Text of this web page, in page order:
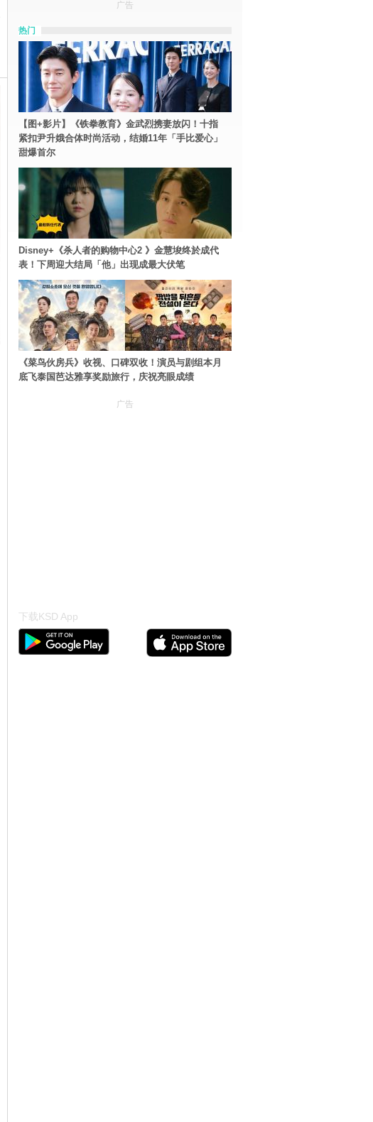
广告
热门
【图+影片】《铁拳教育》金武烈携妻放闪！十指
紧扣尹升娥合体时尚活动，结婚11年「手比爱心」
甜爆首尔
Disney+《杀人者的购物中心2 》金慧埈终於成代
表！下周迎大结局「他」出现成最大伏笔
《菜鸟伙房兵》收视、口碑双收！演员与剧组本月
底飞泰国芭达雅享奖励旅行，庆祝亮眼成绩
广告
下载KSD App